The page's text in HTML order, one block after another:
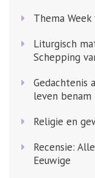
Thema
Liturgisch
Schepping
Gedachtenis
leven benam
Religie en
Recensie:
Eeuwige